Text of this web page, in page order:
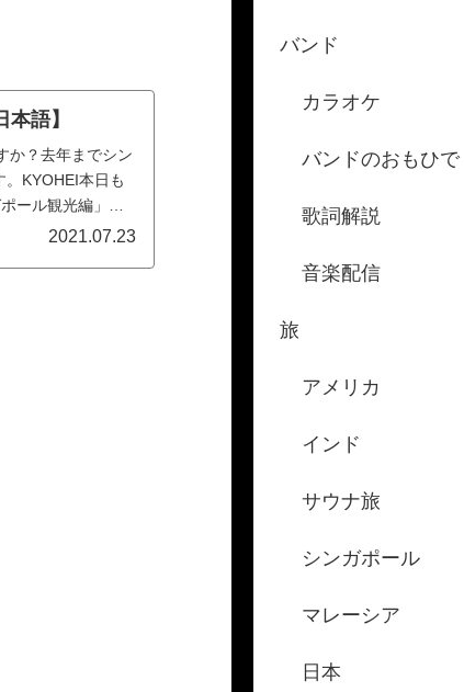
語】
か？去年までシン
KYOHEI本日も
ール観光編」で
2021.07.23
バンド
カラオケ
バンドのおもひで
歌詞解説
音楽配信
旅
アメリカ
インド
サウナ旅
シンガポール
マレーシア
日本